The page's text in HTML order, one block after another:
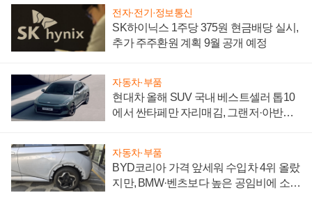
전자·전기·정보통신
SK하이닉스 1주당 375원 현금배당 실시,
추가 주주환원 계획 9월 공개 예정
자동차·부품
현대차 올해 SUV 국내 베스트셀러 톱10
에서 싼타페만 자리매김, 그랜저·아반떼
자동차·부품
BYD코리아 가격 앞세워 수입차 4위 올랐
지만, BMW·벤츠보다 높은 공임비에 소비